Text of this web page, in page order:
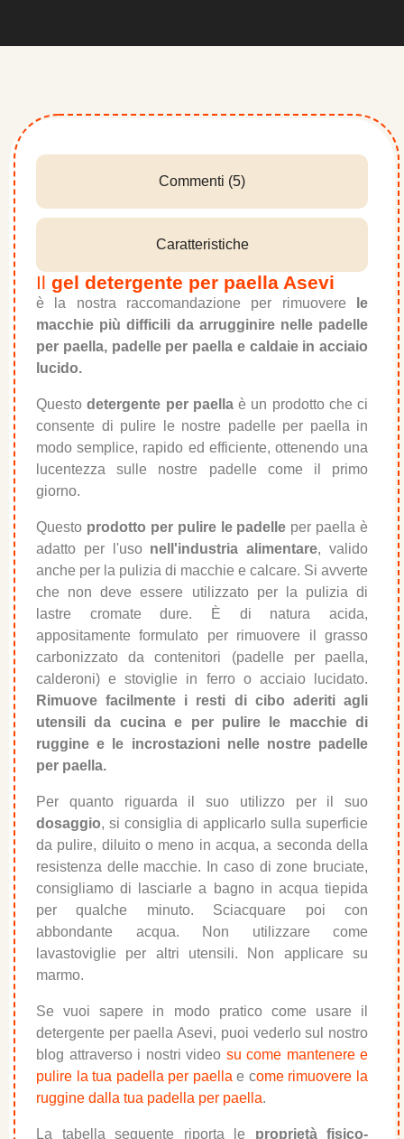
Caratteristiche
Commenti (5)
Il gel detergente per paella Asevi
è la nostra raccomandazione per rimuovere
le
macchie più difficili da arrugginire nelle padelle
per paella, padelle per paella e caldaie in acciaio
lucido.
Questodetergente per paellaè un prodotto che ci
consente di pulire le nostre padelle per paella in
modo semplice, rapido ed efficiente, ottenendo una
lucentezza sulle nostre padelle come il primo
giorno.
Questo prodotto per pulire le padelle per paella è
adatto per l'uso nell'industria alimentare, valido
anche per la pulizia di macchie e calcare. Si avverte
che non deve essere utilizzato per la pulizia di
lastre cromate dure. È di natura acida,
appositamente formulato per rimuovere il grasso
carbonizzato da contenitori (padelle per paella,
calderoni) e stoviglie in ferro o acciaio lucidato.
Rimuove facilmente i resti di cibo aderiti agli
utensili da cucina e per pulire le macchie di
ruggine e le incrostazioni nelle nostre padelle
per paella.
Per quanto riguarda il suo utilizzo per il suo
dosaggio, si consiglia di applicarlo sulla superficie
da pulire, diluito o meno in acqua, a seconda della
resistenza delle macchie. In caso di zone bruciate,
consigliamo di lasciarle a bagno in acqua tiepida
per qualche minuto. Sciacquare poi con
abbondante acqua. Non utilizzare come
lavastoviglie per altri utensili. Non applicare su
marmo.
Se vuoi sapere in modo pratico come usare il
detergente per paella Asevi, puoi vederlo sul nostro
blog attraverso i nostri video su come mantenere e
pulire la tua padella per paella e come rimuovere la
ruggine dalla tua padella per paella.
La tabella seguente riporta le proprietà fisico-